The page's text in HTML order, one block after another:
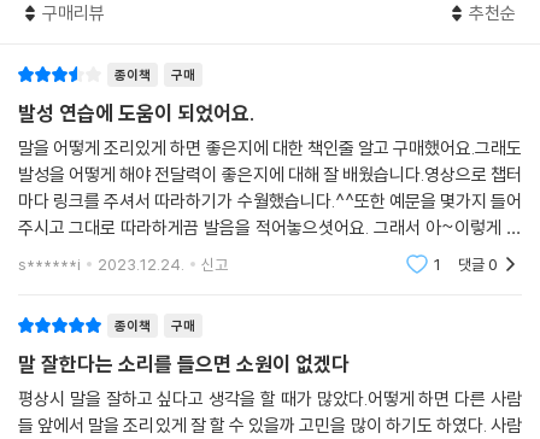
구매리뷰 추천순
종이책 구매
발성 연습에 도움이 되었어요.
말을 어떻게 조리있게 하면 좋은지에 대한 책인줄 알고 구매했어요.그래도
발성을 어떻게 해야 전달력이 좋은지에 대해 잘 배웠습니다.영상으로 챕터
마다 링크를 주셔서 따라하기가 수월했습니다.^^또한 예문을 몇가지 들어
주시고 그대로 따라하게끔 발음을 적어놓으셧어요. 그래서 아~이렇게 발
음하면 또박또박 발음이 되는구나. 몰랏던 부분에 대해서 지식을 얻으니
s******i 2023.12.24. 신고 1 댓글0
종이책 구매
말 잘한다는 소리를 들으면 소원이 없겠다
평상시 말을 잘하고 싶다고 생각을 할 때가 많았다.어떻게 하면 다른 사람
들 앞에서 말을 조리있게 잘 할 수 있을까 고민을 많이 하기도 하였다. 사람